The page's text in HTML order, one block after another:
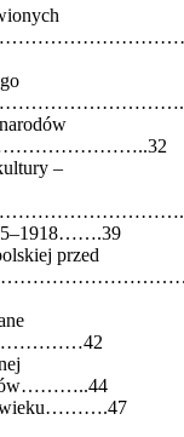
–
przed
wieku……….47